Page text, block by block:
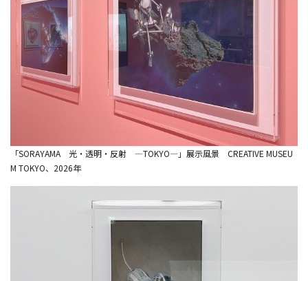
「SORAYAMA 光・透明・反射 ―TOKYO―」展示風景 CREATIVE MUSEU
M TOKYO、2026年